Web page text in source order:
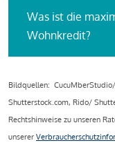
Was ist die
Wohnkredit?
Bildquellen:
Shutterstock.com, Rido/
Rechtshinweise zu unseren
unserer